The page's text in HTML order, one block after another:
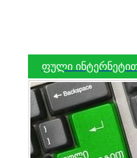
ფული